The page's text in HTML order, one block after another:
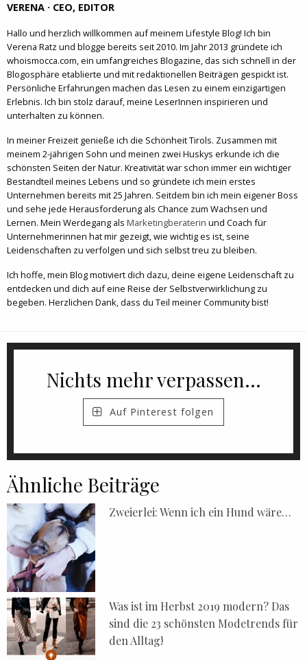
VERENA · CEO, EDITOR
Hallo und herzlich willkommen auf meinem Lifestyle Blog! Ich bin
Verena Ratz und blogge bereits seit 2010. Im Jahr 2013 gründete ich
whoismocca.com, ein umfangreiches Blogazine, das sich schnell in der
Blogosphäre etablierte und mit redaktionellen Beiträgen gespickt ist.
Persönliche Erfahrungen machen das Lesen zu einem einzigartigen
Erlebnis. Ich bin stolz darauf, meine LeserInnen inspirieren und
unterhalten zu können.
In meiner Freizeit genieße ich die Schönheit Tirols. Zusammen mit
meinem 2-jährigen Sohn und meinen zwei Huskys erkunde ich die
schönsten Seiten der Natur. Kreativität war schon immer ein wichtiger
Bestandteil meines Lebens und so gründete ich mein erstes
Unternehmen bereits mit 25 Jahren. Seitdem bin ich mein eigener Boss
und sehe jede Herausforderung als Chance zum Wachsen und
Lernen. Mein Werdegang als Marketingberaterin und Coach für
Unternehmerinnen hat mir gezeigt, wie wichtig es ist, seine
Leidenschaften zu verfolgen und sich selbst treu zu bleiben.
Ich hoffe, mein Blog motiviert dich dazu, deine eigene Leidenschaft zu
entdecken und dich auf eine Reise der Selbstverwirklichung zu
begeben. Herzlichen Dank, dass du Teil meiner Community bist!
Nichts mehr verpassen...
Auf Pinterest folgen
Ähnliche Beiträge
Zweierlei: Wenn ich ein Hund wäre…
Was ist im Herbst 2019 modern? Das
sind die 23 schönsten Modetrends für
den Alltag!